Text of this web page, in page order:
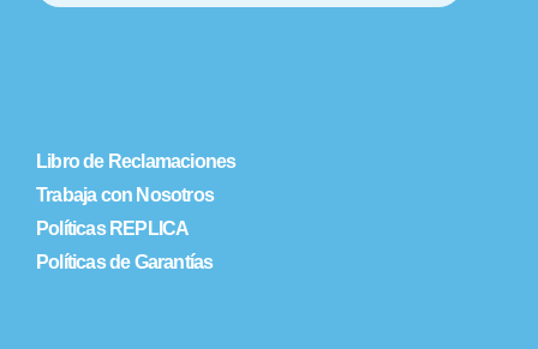
Libro de Reclamaciones
Trabaja con Nosotros
Políticas REPLICA
Políticas de Garantías